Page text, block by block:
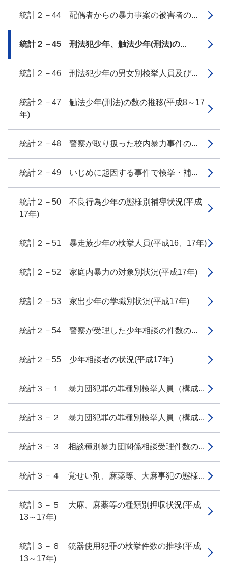
統計２－44 配偶者からの暴力事案の被害者の...
統計２－45 刑法犯少年、触法少年(刑法)の...
統計２－46 刑法犯少年の男女別検挙人員及び...
統計２－47 触法少年(刑法)の数の推移(平成8～17
年)
統計２－48 警察が取り扱った校内暴力事件の...
統計２－49 いじめに起因する事件で検挙・補...
統計２－50 不良行為少年の態様別補導状況(平成
17年)
統計２－51 暴走族少年の検挙人員(平成16、17年)
統計２－52 家庭内暴力の対象別状況(平成17年)
統計２－53 家出少年の学職別状況(平成17年)
統計２－54 警察が受理した少年相談の件数の...
統計２－55 少年相談者の状況(平成17年)
統計３－１ 暴力団犯罪の罪種別検挙人員（構成...
統計３－２ 暴力団犯罪の罪種別検挙人員（構成...
統計３－３ 相談種別暴力団関係相談受理件数の...
統計３－４ 覚せい剤、麻薬等、大麻事犯の態様...
統計３－５ 大麻、麻薬等の種類別押収状況(平成
13～17年)
統計３－６ 銃器使用犯罪の検挙件数の推移(平成
13～17年)